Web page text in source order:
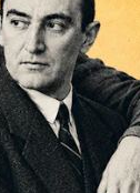
die auf
Das heißt,
als das